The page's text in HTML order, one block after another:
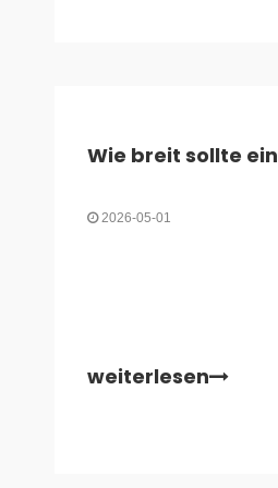
Wie breit sollte
2026-05-01
weiterlesen